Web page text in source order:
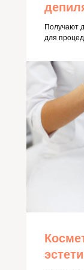
Получают
для